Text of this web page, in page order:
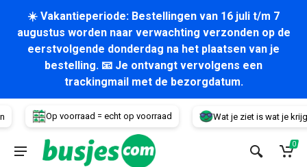
☀️ Vakantieperiode: Bestellingen van 16 juli t/m 7
augustus worden naar verwachting verzonden op de
eerstvolgende donderdag na het plaatsen van je
bestelling. 📧 Je ontvangt vervolgens een
trackingmail met de bezorgdatum.
Op voorraad = echt op voorraad Wat je ziet is wat je krijgt!
Voertuig
0